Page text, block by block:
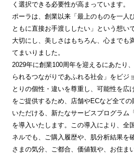
く選択できる必要性が高まっています。
ポーラは、創業以来「最上のものを一人
ともに直接お手渡ししたい」という想い
大切にし、美しさはもちろん、心までも
てまいりました。
2029年に創業100周年を迎えるにあたり
られるつながりであふれる社会」をビジ
とりの個性・違いを尊重し、可能性を広
をご提供するため、店舗やECなど全て
いただける、新たなサービスプログラム
を導入いたします。この導入により、全
ネルでも、ご購入履歴や、肌分析結果を
さまの気分、ご都合、価値観や、お住ま